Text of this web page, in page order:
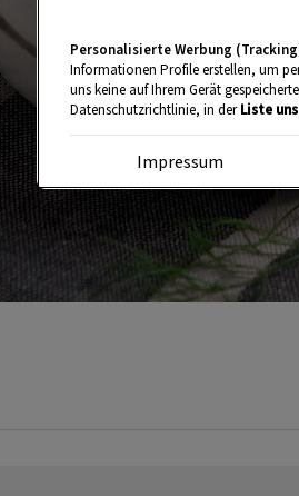
Personalisierte Werbung
Informationen Profile erstellen, um
uns keine auf Ihrem Gerät
Datenschutzrichtlinie, in derListe
Impressum